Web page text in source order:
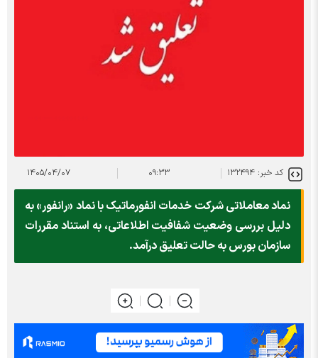
کد خبر: ۱۳۲۴۹۴ ۰۹:۳۳ ۱۴۰۵/۰۴/۰۷
نماد معاملاتی شرکت خدمات انفورماتیک با نماد «رانفور» به
دلیل بررسی وضعیت شفافیت اطلاعاتی، به استناد مقررات
سازمان بورس به حالت تعلیق درآمد.